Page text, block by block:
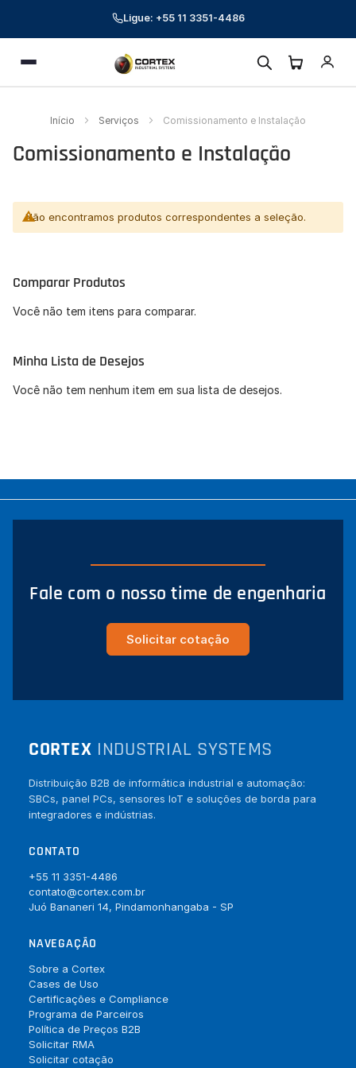
Ligue: +55 11 3351-4486
Menu
Início Serviços Comissionamento e Instalação
Comissionamento e Instalação
Não encontramos produtos correspondentes a seleção.
Comparar Produtos
Você não tem itens para comparar.
Minha Lista de Desejos
Você não tem nenhum item em sua lista de desejos.
Fale com o nosso time de engenharia
Solicitar cotação
CORTEX INDUSTRIAL SYSTEMS
Distribuição B2B de informática industrial e automação:
SBCs, panel PCs, sensores IoT e soluções de borda para
integradores e indústrias.
CONTATO
+55 11 3351-4486
contato@cortex.com.br
Juó Bananeri 14, Pindamonhangaba - SP
NAVEGAÇÃO
Sobre a Cortex
Cases de Uso
Certificações e Compliance
Programa de Parceiros
Política de Preços B2B
Solicitar RMA
Solicitar cotação
Cortex Industrial Systems
Online — respondemos em poucos minutos
Preencha seus dados para começar a conversa.
Telefone *
Empresa (opcional)
Como podemos ajudar? *
Iniciar conversa